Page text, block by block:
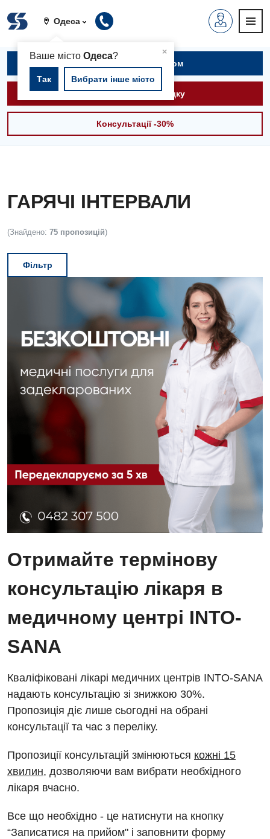
Одеса
×
Ваше містоОдеса?
Так Вибрати інше місто
Записатися на прийом
Викликати швидку
Консультації -30%
ГАРЯЧІ ІНТЕРВАЛИ
(Знайдено: 75 пропозицій)
Фільтр
Отримайте термінову
консультацію лікаря в
медичному центрі INTO-
SANA
Кваліфіковані лікарі медичних центрів INTO-SANA
надають консультацію зі знижкою 30%.
Пропозиція діє лише сьогодні на обрані
консультації та час з переліку.
Пропозиції консультацій змінюються кожні 15
хвилин, дозволяючи вам вибрати необхідного
лікаря вчасно.
Все що необхідно - це натиснути на кнопку
“Записатися на прийом" і заповнити форму